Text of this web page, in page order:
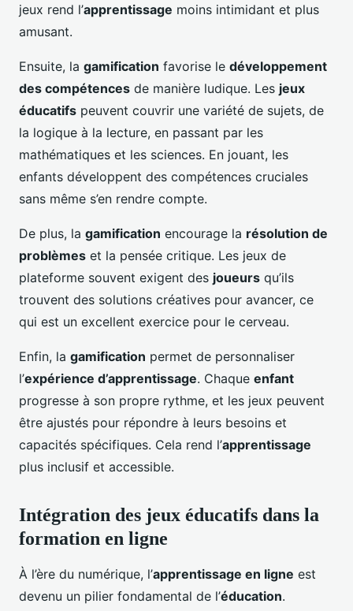
jeux rend l’apprentissage moins intimidant et plus
amusant.
Ensuite, la gamification favorise le développement
des compétences de manière ludique. Les jeux
éducatifs peuvent couvrir une variété de sujets, de
la logique à la lecture, en passant par les
mathématiques et les sciences. En jouant, les
enfants développent des compétences cruciales
sans même s’en rendre compte.
De plus, la gamification encourage la résolution de
problèmes et la pensée critique. Les jeux de
plateforme souvent exigent des joueurs qu’ils
trouvent des solutions créatives pour avancer, ce
qui est un excellent exercice pour le cerveau.
Enfin, la gamification permet de personnaliser
l’expérience d’apprentissage. Chaque enfant
progresse à son propre rythme, et les jeux peuvent
être ajustés pour répondre à leurs besoins et
capacités spécifiques. Cela rend l’apprentissage
plus inclusif et accessible.
Intégration des jeux éducatifs dans la
formation en ligne
À l’ère du numérique, l’apprentissage en ligne est
devenu un pilier fondamental de l’éducation.